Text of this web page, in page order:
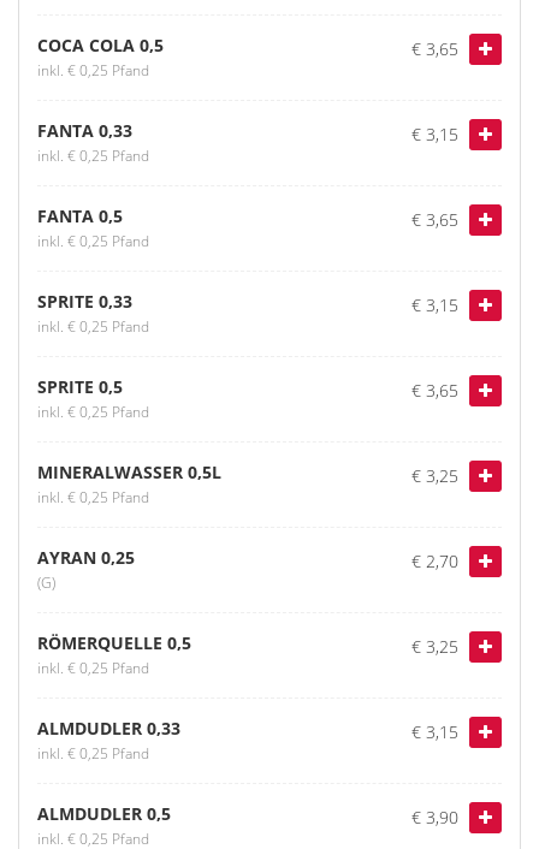
COCA COLA 0,5
inkl. € 0,25 Pfand
€ 3,65
FANTA 0,33
inkl. € 0,25 Pfand
€ 3,15
FANTA 0,5
inkl. € 0,25 Pfand
€ 3,65
SPRITE 0,33
inkl. € 0,25 Pfand
€ 3,15
SPRITE 0,5
inkl. € 0,25 Pfand
€ 3,65
MINERALWASSER 0,5L
inkl. € 0,25 Pfand
€ 3,25
AYRAN 0,25
(G)
€ 2,70
RÖMERQUELLE 0,5
inkl. € 0,25 Pfand
€ 3,25
ALMDUDLER 0,33
inkl. € 0,25 Pfand
€ 3,15
ALMDUDLER 0,5
inkl. € 0,25 Pfand
€ 3,90